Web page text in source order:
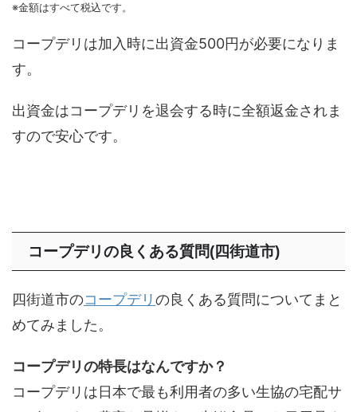
※金額はすべて税込です。
コープデリは加入時に出資金500円が必要になりま
す。
出資金はコープデリを退会する時に全額返金されま
すので安心です。
コープデリの良くある質問(四街道市)
四街道市のコープデリの良くある質問についてまと
めてみました。
コープデリの特長はなんですか？
コープデリは日本で最も利用者の多い生協の宅配サ